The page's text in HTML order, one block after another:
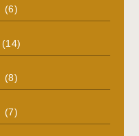
(6)
(14)
(8)
(7)